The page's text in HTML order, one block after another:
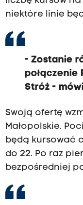
niektóre linie
- Zostanie
połączenie
Stróż -
Swoją ofertę
Małopolskie.
będą kursować
do 22. Po raz
bezpośredniej